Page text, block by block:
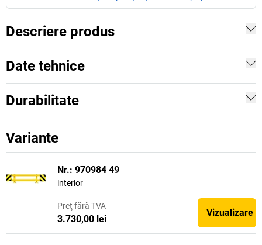
Descriere produs
Date tehnice
Durabilitate
Variante
Nr.: 970984 49
interior
Preţ fără TVA
3.730,00 lei
Vizualizare